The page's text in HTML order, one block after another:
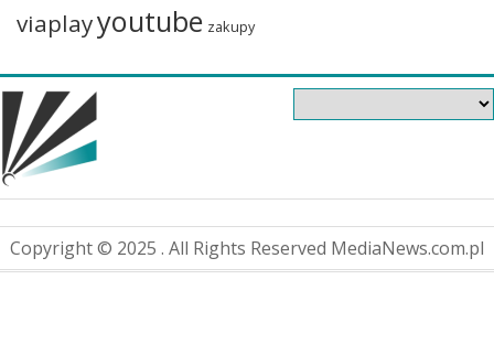
viaplayyoutube zakupy
Copyright © 2025 . All Rights Reserved MediaNews.com.pl